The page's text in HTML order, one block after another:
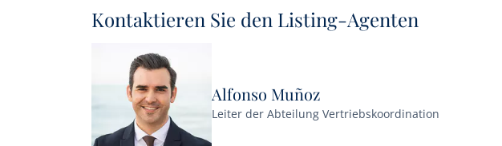
Kontaktieren Sie den Listing-Agenten
Alfonso Muñoz
Leiter der Abteilung Vertriebskoordination